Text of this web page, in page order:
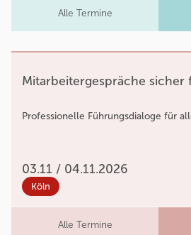
Alle Termine
Mitarbeitergespräche sicher
Professionelle Führungsdialoge für
03.11 / 04.11.2026
Köln
Alle Termine